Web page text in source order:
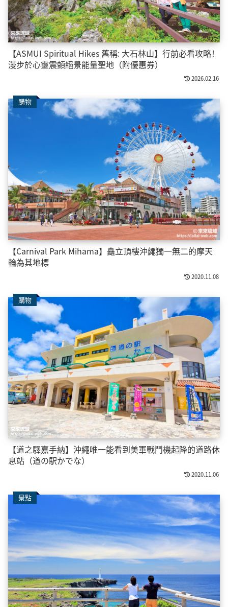
【ASMUI Spiritual Hikes 舊稱: 大石林山】行前必看攻略！
漫步於心靈震顫絕景能量聖地（附優惠券）
2026.02.16
購物
【Carnival Park Mihama】矗立頂樓沖繩獨一無二的摩天
輪為其地標
2020.11.08
購物
【道之驛嘉手納】沖繩唯一能看到美軍戰鬥機起降的道路休
息站（道の駅かでな）
2020.11.06
景點